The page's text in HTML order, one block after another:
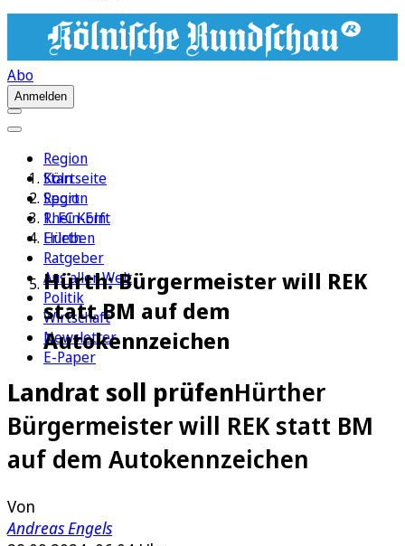
Abo
Anmelden
Region
Köln
Sport
1. FC Köln
Erleben
Ratgeber
Aus aller Welt
Politik
Wirtschaft
Newsletter
E-Paper
Startseite
Region
Rhein-Erft
Hürth
Hürth: Bürgermeister will REK
statt BM auf dem
Autokennzeichen
Landrat soll prüfenHürther
Bürgermeister will REK statt BM
auf dem Autokennzeichen
Von
Andreas Engels